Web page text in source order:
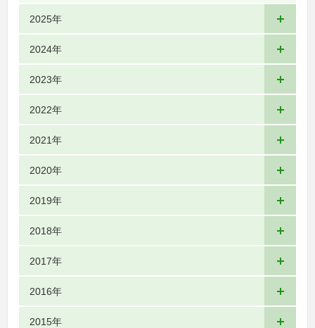
2025年
2024年
2023年
2022年
2021年
2020年
2019年
2018年
2017年
2016年
2015年